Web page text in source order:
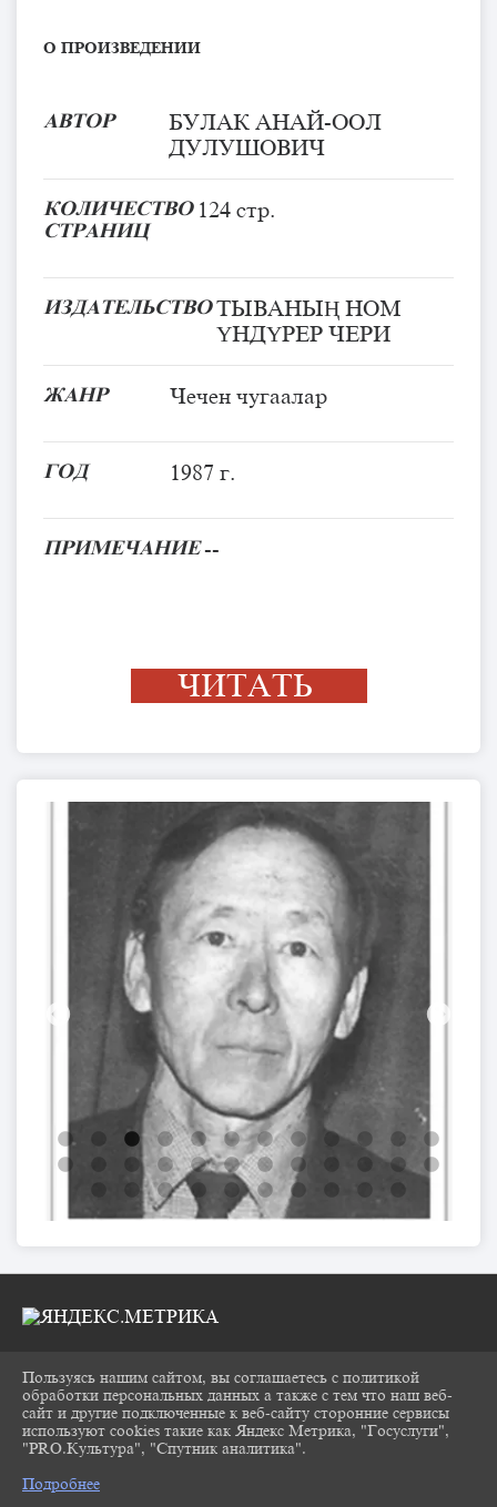
О ПРОИЗВЕДЕНИИ
АВТОР
БУЛАК АНАЙ-ООЛ
ДУЛУШОВИЧ
КОЛИЧЕСТВО
СТРАНИЦ
124 стр.
ИЗДАТЕЛЬСТВО ТЫВАНЫҢ НОМ
ҮНДҮРЕР ЧЕРИ
ЖАНР Чечен чугаалар
ГОД 1987 г.
ПРИМЕЧАНИЕ --
ЧИТАТЬ
2026 Г. CHUKOVKA17.RU
ВХОД
КАРТА САЙТА
ПОЛИТИКА ОБРАБОТКИ ПЕРСОНАЛЬНЫХ
Пользуясь нашим сайтом, вы соглашаетесь с политикой
обработки персональных данных а также с тем что наш веб-
сайт и другие подключенные к веб-сайту сторонние сервисы
используют cookies такие как Яндекс Метрика, "Госуслуги",
"PRO.Культура", "Спутник аналитика".
Подробнее